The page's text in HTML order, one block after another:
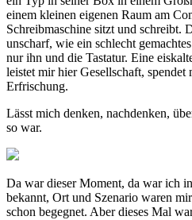
einem kleinen eigenen Raum am
Schreibmaschine sitzt und schreibt.
unscharf, wie ein schlecht
nur ihn und die Tastatur. Eine
leistet mir hier Gesellschaft,
Erfrischung.
Lässt mich denken, nachdenken,
so war.
Da war dieser Moment, da war ich
bekannt, Ort und Szenario waren
schon begegnet. Aber dieses Mal